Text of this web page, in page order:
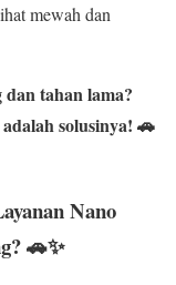
mewah dan
tahan lama?
solusinya! 🚗
Nano
🚗✨